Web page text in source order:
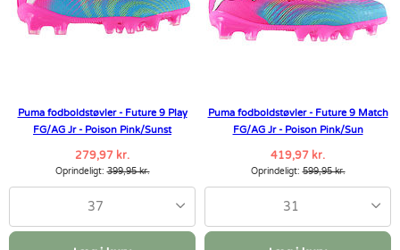
Puma fodboldstøvler - Future 9 Play
FG/AG Jr - Poison Pink/Sunst
279,97 kr.
Oprindeligt:399,95 kr.
37
Puma fodboldstøvler - Future 9 Match
FG/AG Jr - Poison Pink/Sun
419,97 kr.
Oprindeligt:599,95 kr.
31